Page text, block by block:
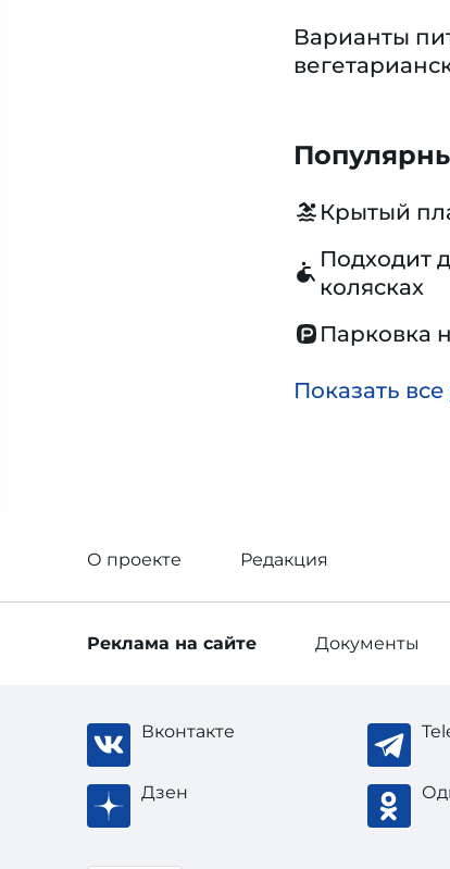
Варианты
Крытый
Подходит
колясках
Парковка
Показать все
О проекте Редакция
Реклама на сайте Документы
Вконтакте
Дзен